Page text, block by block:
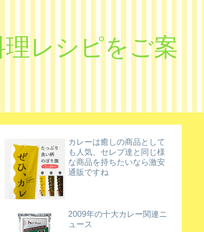
レシピをご案
カレーは癒しの商品として
も人気、セレブ達と同じ様
な商品を持ちたいなら激安
通販ですね
2009年の十大カレー関連ニ
ュース